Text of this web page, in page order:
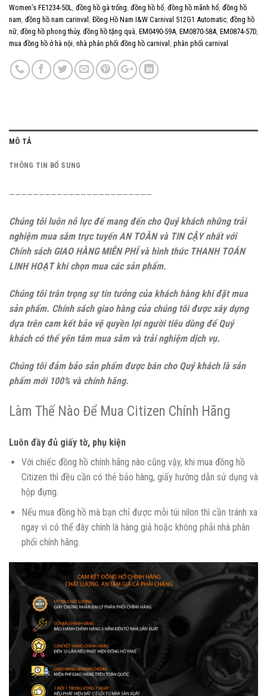
Women’s FE1234-50L đồng hồ gà trống đồng hồ hổ đồng hồ mãnh hổ đồng hồ
nam đồng hồ nam carinval Đồng Hồ Nam I&W Carnival 512G1 Automatic đồng hồ
nữ đồng hồ phong thủy, đồng hồ tặng quà EM0490-59A EM0870-58A EM0874-57D
mua đồng hồ ở hà nội nhà phân phối đồng hồ carnival phân phối carnival
MÔ TẢ
THÔNG TIN BỔ SUNG
————————————————————————
Chúng tôi luôn nỗ lực để mang đến cho Quý khách những trải
nghiệm mua sắm trực tuyến AN TOÀN và TIN CẬY nhất với
Chính sách GIAO HÀNG MIỄN PHÍ và hình thức THANH TOÁN
LINH HOẠT khi chọn mua các sản phẩm.
Chúng tôi trân trọng sự tin tưởng của khách hàng khi đặt mua
sản phẩm. Chính sách giao hàng của chúng tôi được xây dựng
dựa trên cam kết bảo vệ quyền lợi người tiêu dùng để Quý
khách có thể yên tâm mua sắm và trải nghiệm dịch vụ.
Chúng tôi đảm bảo sản phẩm được bán cho Quý khách là sản
phẩm mới 100% và chính hãng.
Làm Thế Nào Để Mua Citizen Chính Hãng
Luôn đầy đủ giấy tờ, phụ kiện
Với chiếc đồng hồ chính hãng nào cũng vậy, khi mua đồng hồ
Citizen thì đều cần có thẻ bảo hàng, giấy hướng dẫn sử dụng và
hộp đựng.
Nếu mua đồng hồ mà bạn chỉ được mỗi túi nilon thì cần tránh xa
ngay vì có thể đây chính là hàng giả hoặc không phải nhà phân
phối chính hãng.